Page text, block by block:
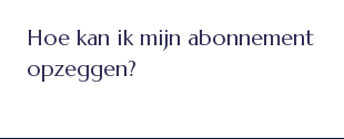
Hoe kan ik mijn abonnement
opzeggen?